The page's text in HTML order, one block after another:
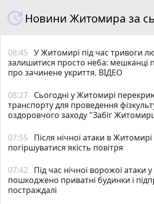
Новини Житомира за
08:45 У Житомирі під час тривоги
залишитися просто неба: мешканці
про зачинене укриття. ВІДЕО
08:27 Сьогодні у Житомирі
транспорту для проведення
оздоровчого заходу "Забіг
07:55
Після нічної атаки в
погіршуватися якість повітря
07:42
Під час нічної ворожої атаки
пошкоджено приватні будинки і
постраждалі